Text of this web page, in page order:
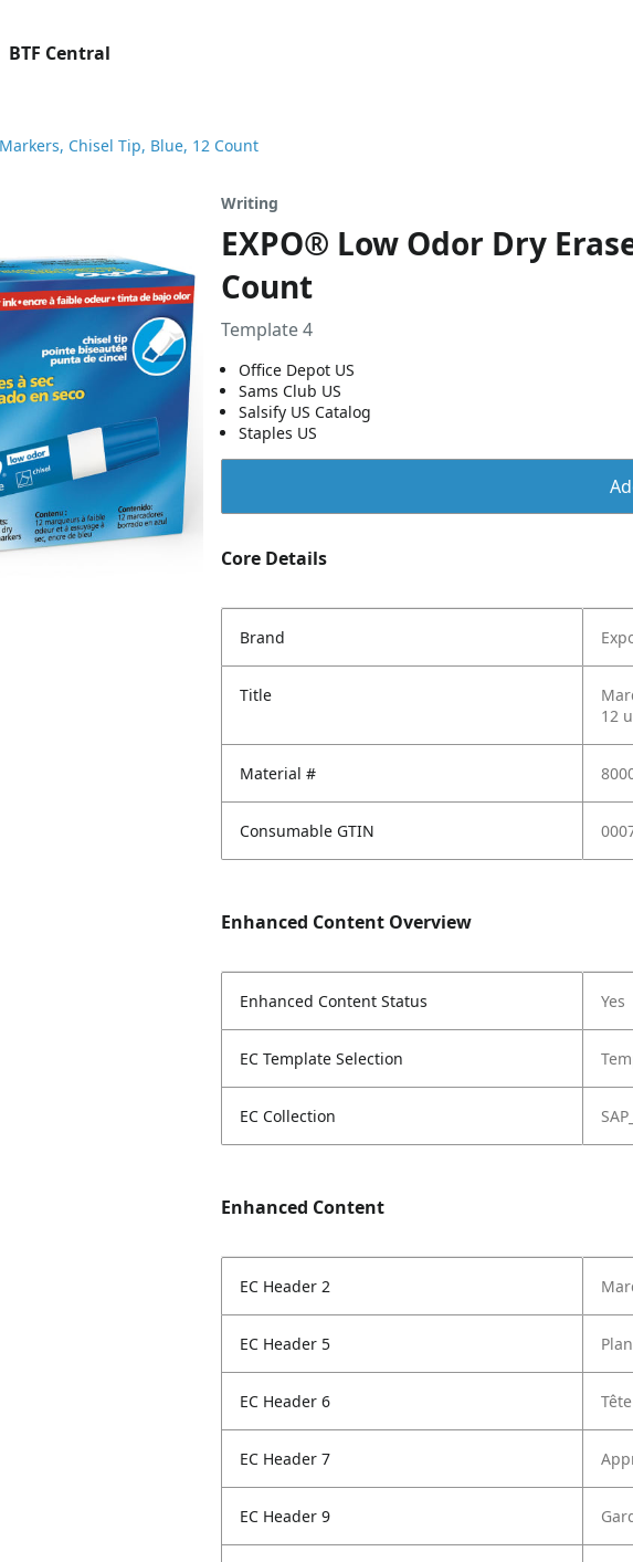
BTF Central
Chisel Tip, Blue, 12 Count
Writing
EXPO® Low Odor Dry
Count
Template 4
Office Depot US
Sams Club US
Salsify US Catalog
Staples US
Core Details
Brand
Title
12
Material #
Consumable GTIN
Enhanced Content Overview
Enhanced Content Status Yes
EC Template Selection
EC Collection
Enhanced Content
EC Header 2
EC Header 5
EC Header 6
EC Header 7
EC Header 9